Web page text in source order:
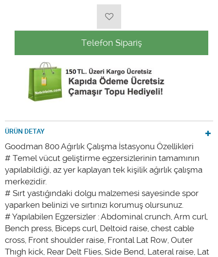
Telefon Sipariş
ÜRÜN DETAY
Goodman 800 Ağırlık Çalışma İstasyonu Özellikleri
# Temel vücut geliştirme egzersizlerinin tamamının
yapılabildiği, az yer kaplayan tek kişilik ağırlık çalışma
merkezidir.
# Sırt yastığındaki dolgu malzemesi sayesinde spor
yaparken belinizi ve sırtınızı korumuş olursunuz.
# Yapılabilen Egzersizler : Abdominal crunch, Arm curl,
Bench press, Biceps curl, Deltoid raise, chest cable
cross, Front shoulder raise, Frontal Lat Row, Outer
Thıgh kick, Rear Delt Flies, Side Bend, Lateral raise, Lat